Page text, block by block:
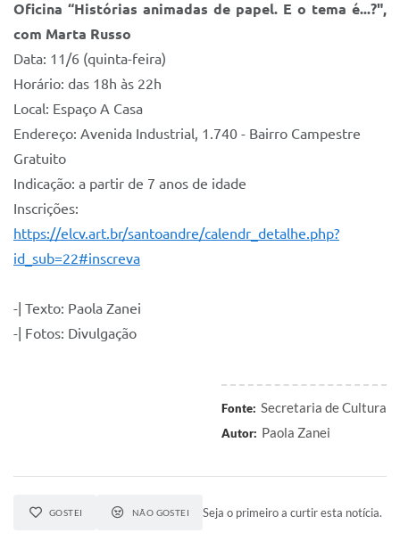
Oficina “Histórias animadas de papel. E o tema é...?",
com Marta Russo
Data: 11/6 (quinta-feira)
Horário: das 18h às 22h
Local: Espaço A Casa
Endereço: Avenida Industrial, 1.740 - Bairro Campestre
Gratuito
Indicação: a partir de 7 anos de idade
Inscrições:
https://elcv.art.br/santoandre/calendr_detalhe.php?
id_sub=22#inscreva
-| Texto: Paola Zanei
-| Fotos: Divulgação
Fonte: Secretaria de Cultura
Autor: Paola Zanei
GOSTEI NÃO GOSTEI Seja o primeiro a curtir esta notícia.